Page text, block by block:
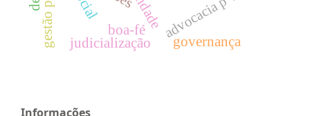
boa-fé
judicialização governança
Informações